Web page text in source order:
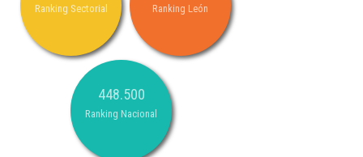
Ranking Sectorial Ranking León
448.500
Ranking Nacional